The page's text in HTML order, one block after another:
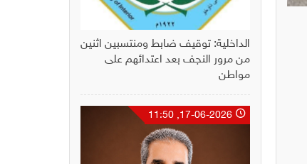
الداخلية: توقيف ضابط ومنتسبين اثنين
من مرور النجف بعد اعتدائهم على
مواطن